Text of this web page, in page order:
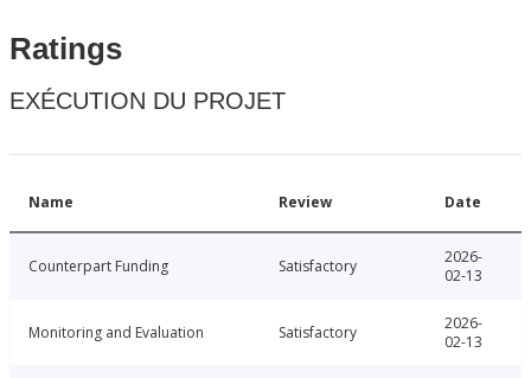
Ratings
EXÉCUTION DU PROJET
Name Review Date
Counterpart Funding Satisfactory
2026-
02-13
Monitoring and Evaluation Satisfactory
2026-
02-13